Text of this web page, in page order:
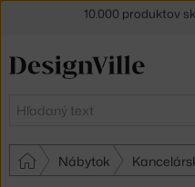
Hľadať
Nábytok
30 dní na